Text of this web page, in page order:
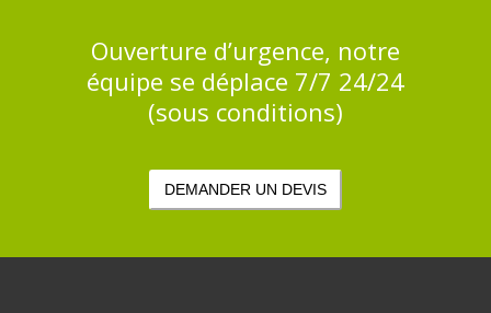
Ouverture d’urgence, notre
équipe se déplace 7/7 24/24
(sous conditions)
DEMANDER UN DEVIS